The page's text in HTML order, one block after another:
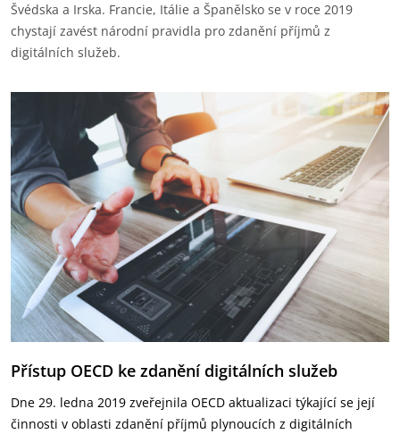
Švédska a Irska. Francie, Itálie a Španělsko se v roce 2019
chystají zavést národní pravidla pro zdanění příjmů z
digitálních služeb.
Přístup OECD ke zdanění digitálních služeb
Dne 29. ledna 2019 zveřejnila OECD aktualizaci týkající se její
činnosti v oblasti zdanění příjmů plynoucích z digitálních